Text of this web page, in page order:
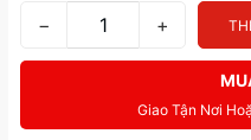
− +
Giao Tận Nơi